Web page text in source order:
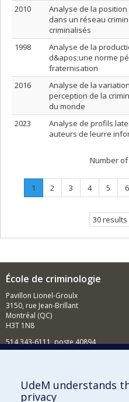
2010
Analyse de la
dans un réseau
criminalisés
1998
Analyse de la
d&apos;une norme
fraternisation
2016
Analyse de la
perception de la
du monde
2023
Analyse de profils
auteurs de leurre
Number
Page
1
Current
Page
2 Page
3 Page
4 Page
5 6
30
École de criminologie
Pavillon Lionel-Groulx
3150, rue Jean-Brillant
Montréal (QC)
H3T 1N8
514 343-6111, poste 40894
Comment soutenir l'École?
UdeM understands
privacy